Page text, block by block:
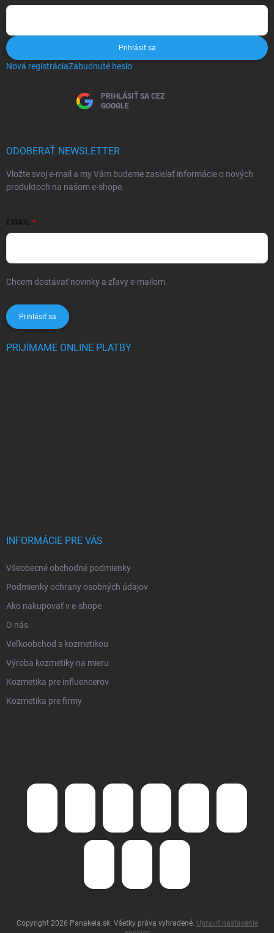
Prihlásiť sa
Nová registráciaZabudnuté heslo
PRIHLÁSIŤ SA CEZ
GOOGLE
ODOBERAŤ NEWSLETTER
Vložte svoj e-mail a my Vám budeme zasielať informácie o nových
produktoch na našom e-shope.
EMAIL
Chcem dostávať novinky a zľavy e-mailom.
Prihlásiť sa
PRIJÍMAME ONLINE PLATBY
INFORMÁCIE PRE VÁS
Všeobecné obchodné podmienky
Podmienky ochrany osobných údajov
Ako nakupovať v e-shope
O nás
Veľkoobchod s kozmetikou
Výroba kozmetiky na mieru
Kozmetika pre influencerov
Kozmetika pre firmy
Copyright 2026 Panakeia.sk. Všetky práva vyhradené. Upraviť nastavenie